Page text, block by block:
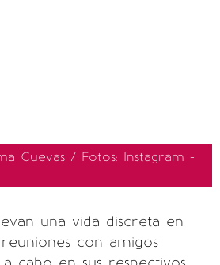
Cuevas / Fotos: Instagram -
una vida discreta en
con amigos